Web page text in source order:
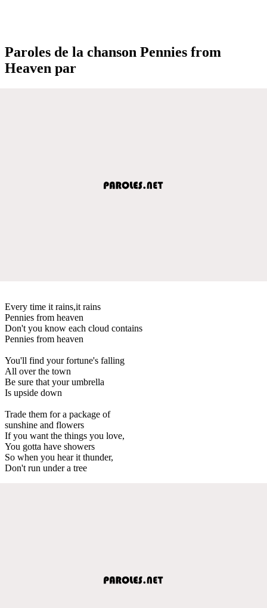
Paroles de la chanson Pennies from
Heaven par
Every time it rains,it rains
Pennies from heaven
Don't you know each cloud contains
Pennies from heaven
You'll find your fortune's falling
All over the town
Be sure that your umbrella
Is upside down
Trade them for a package of
sunshine and flowers
If you want the things you love,
You gotta have showers
So when you hear it thunder,
Don't run under a tree